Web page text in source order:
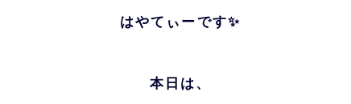
はやてぃーです✨
本日は、